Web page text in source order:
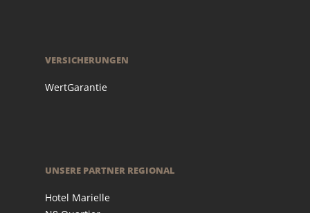
VERSICHERUNGEN
WertGarantie
UNSERE PARTNER REGIONAL
Hotel Marielle